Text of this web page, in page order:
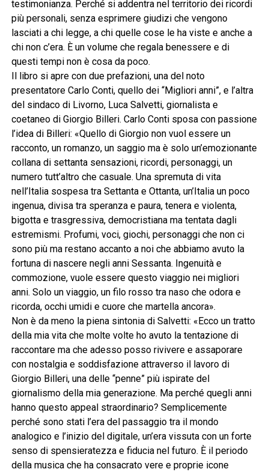
testimonianza. Perché si addentra nel territorio dei ricordi
più personali, senza esprimere giudizi che vengono
lasciati a chi legge, a chi quelle cose le ha viste e anche a
chi non c’era. È un volume che regala benessere e di
questi tempi non è cosa da poco.
Il libro si apre con due prefazioni, una del noto
presentatore Carlo Conti, quello dei “Migliori anni”, e l’altra
del sindaco di Livorno, Luca Salvetti, giornalista e
coetaneo di Giorgio Billeri. Carlo Conti sposa con passione
l’idea di Billeri: «Quello di Giorgio non vuol essere un
racconto, un romanzo, un saggio ma è solo un’emozionante
collana di settanta sensazioni, ricordi, personaggi, un
numero tutt’altro che casuale. Una spremuta di vita
nell’Italia sospesa tra Settanta e Ottanta, un’Italia un poco
ingenua, divisa tra speranza e paura, tenera e violenta,
bigotta e trasgressiva, democristiana ma tentata dagli
estremismi. Profumi, voci, giochi, personaggi che non ci
sono più ma restano accanto a noi che abbiamo avuto la
fortuna di nascere negli anni Sessanta. Ingenuità e
commozione, vuole essere questo viaggio nei migliori
anni. Solo un viaggio, un filo rosso tra naso che odora e
ricorda, occhi umidi e cuore che martella ancora».
Non è da meno la piena sintonia di Salvetti: «Ecco un tratto
della mia vita che molte volte ho avuto la tentazione di
raccontare ma che adesso posso rivivere e assaporare
con nostalgia e soddisfazione attraverso il lavoro di
Giorgio Billeri, una delle “penne” più ispirate del
giornalismo della mia generazione. Ma perché quegli anni
hanno questo appeal straordinario? Semplicemente
perché sono stati l’era del passaggio tra il mondo
analogico e l’inizio del digitale, un’era vissuta con un forte
senso di spensieratezza e fiducia nel futuro. È il periodo
della musica che ha consacrato vere e proprie icone